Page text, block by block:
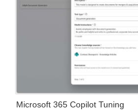
Microsoft 365 Copilot Tuning